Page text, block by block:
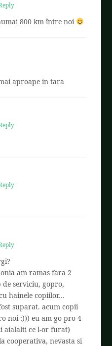
800 km între noi
aproape in tara
am ramas fara 2
serviciu, gopro,
hainele copiilor…
suparat. acum copii
noi :))) eu am go pro 4
aialalti ce l-or furat)
cooperativa, nevasta si